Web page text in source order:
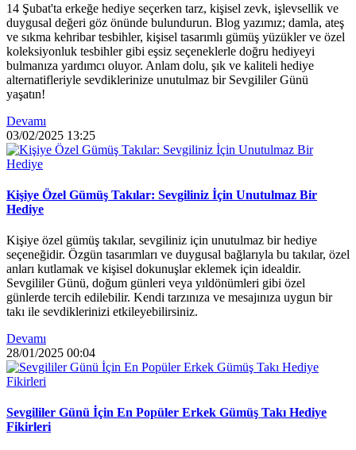
14 Şubat'ta erkeğe hediye seçerken tarz, kişisel zevk, işlevsellik ve
duygusal değeri göz önünde bulundurun. Blog yazımız; damla, ateş
ve sıkma kehribar tesbihler, kişisel tasarımlı gümüş yüzükler ve özel
koleksiyonluk tesbihler gibi eşsiz seçeneklerle doğru hediyeyi
bulmanıza yardımcı oluyor. Anlam dolu, şık ve kaliteli hediye
alternatifleriyle sevdiklerinize unutulmaz bir Sevgililer Günü
yaşatın!
Devamı
03/02/2025 13:25
Kişiye Özel Gümüş Takılar: Sevgiliniz İçin Unutulmaz Bir
Hediye
Kişiye özel gümüş takılar, sevgiliniz için unutulmaz bir hediye
seçeneğidir. Özgün tasarımları ve duygusal bağlarıyla bu takılar, özel
anları kutlamak ve kişisel dokunuşlar eklemek için idealdir.
Sevgililer Günü, doğum günleri veya yıldönümleri gibi özel
günlerde tercih edilebilir. Kendi tarzınıza ve mesajınıza uygun bir
takı ile sevdiklerinizi etkileyebilirsiniz.
Devamı
28/01/2025 00:04
Sevgililer Günü İçin En Popüler Erkek Gümüş Takı Hediye
Fikirleri